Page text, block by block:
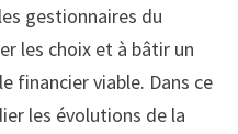
gestionnaires du
les choix et à bâtir un
financier viable. Dans ce
les évolutions de la